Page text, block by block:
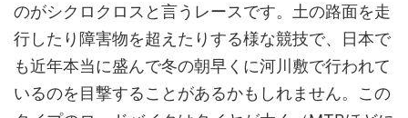
のがシクロクロスと言うレースです。土の路面を走
行したり障害物を超えたりする様な競技で、日本で
も近年本当に盛んで冬の朝早くに河川敷で行われて
いるのを目撃することがあるかもしれません。この